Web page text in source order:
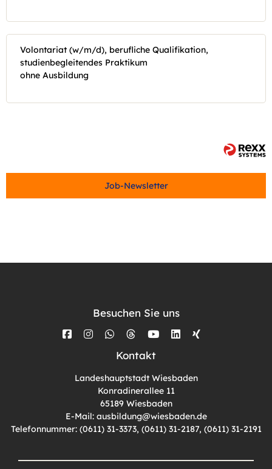
Volontariat (w/m/d), berufliche Qualifikation,
studienbegleitendes Praktikum
ohne Ausbildung
Job-Newsletter
Besuchen Sie uns
Kontakt
Landeshauptstadt Wiesbaden
Konradinerallee 11
65189 Wiesbaden
E-Mail: ausbildung@wiesbaden.de
Telefonnummer: (0611) 31-3373, (0611) 31-2187, (0611) 31-2191